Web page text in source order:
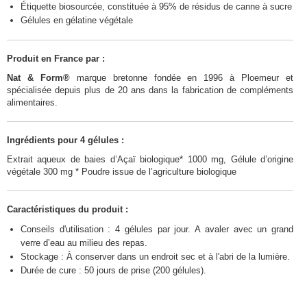
Étiquette biosourcée, constituée à 95% de résidus de canne à sucre
Gélules en gélatine végétale
Produit en France par :
Nat & Form®marque bretonne fondée en 1996 à Ploemeur et
spécialisée depuis plus de 20 ans dans la fabrication de compléments
alimentaires.
Ingrédients pour 4 gélules :
Extrait aqueux de baies d’Açaï biologique* 1000 mg, Gélule d’origine
végétale 300 mg * Poudre issue de l’agriculture biologique
Caractéristiques du produit :
Conseils d'utilisation : 4 gélules par jour. A avaler avec un grand
verre d’eau au milieu des repas.
Stockage : À conserver dans un endroit sec et à l'abri de la lumière.
Durée de cure : 50 jours de prise (200 gélules).